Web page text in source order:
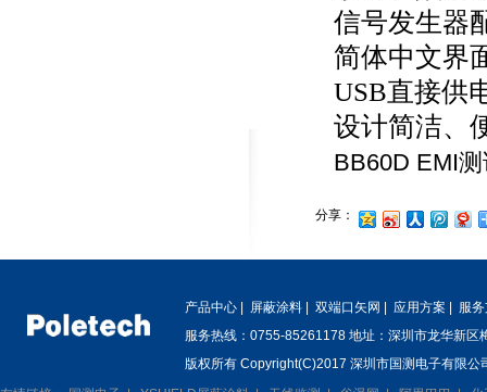
信号发生器
简体中文界
USB直接供
设计简洁、
BB60D EMI
分享：
产品中心 屏蔽涂料 双端口矢网 应用方案
服
服务热线：0755-85261178 地址：深圳市龙华新区
版权所有 Copyright(C)2017 深圳市国测电子有限公